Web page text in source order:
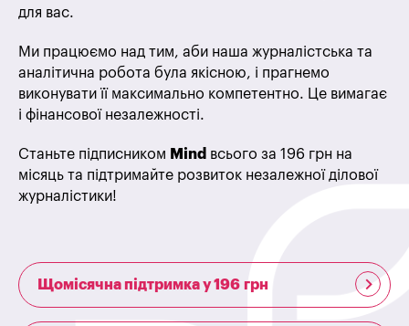
для вас.
Ми працюємо над тим, аби наша журналістська та
аналітична робота була якісною, і прагнемо
виконувати її максимально компетентно. Це вимагає
і фінансової незалежності.
Станьте підписником Mind всього за 196 грн на
місяць та підтримайте розвиток незалежної ділової
журналістики!
Щомісячна підтримка у 196 грн